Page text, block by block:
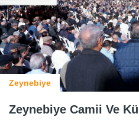
Zeynebiye
Zeynebiye Camii Ve